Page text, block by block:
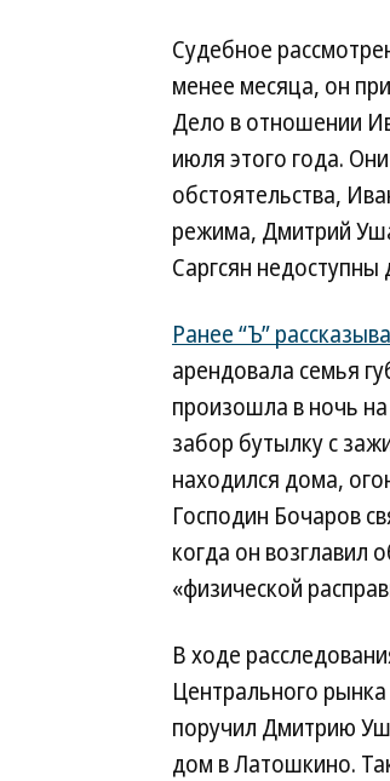
Судебное
менее месяца, он
Дело в отношении
июля этого года.
обстоятельства,
режима, Дмитрий
Саргсян
Ранее “Ъ”
арендовала семья
произошла в ночь
забор бутылку с
находился дома,
Господин Бочаров
когда он возглавил
«физической
В ходе
Центрального
поручил Дмитрию
дом в Латошкино.